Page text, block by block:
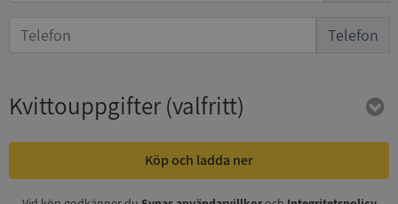
Telefon
Kvittouppgifter(valfritt)
Köp och ladda ner